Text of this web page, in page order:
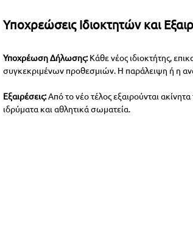
Υποχρεώσεις Ιδιοκτητών και
Υποχρέωση Δήλωσης: Κάθε νέος ιδιοκτήτης,
συγκεκριμένων προθεσμιών. Η παράλειψη ή η
Εξαιρέσεις: Από το νέο τέλος εξαιρούνται
ιδρύματα και αθλητικά σωματεία.